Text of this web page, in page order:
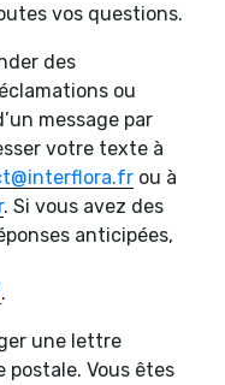
vos questions.
des
ou
message par
votre texte à
ou à
. Si vous avez des
anticipées,
.
une lettre
postale. Vous êtes